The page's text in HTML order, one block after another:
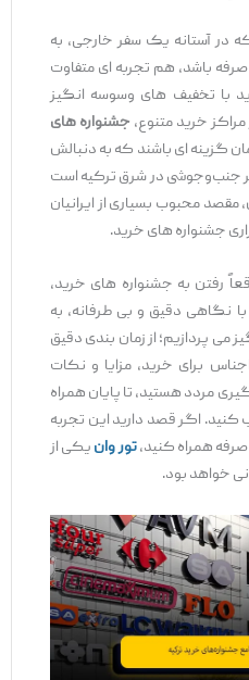
آستانه یک سفر خارجی، به
باشد، هم تجربه ‌ای متفاوت
با تخفیف‌ های وسوسه ‌انگیز
خرید متنوع،جشنواره ‌های
گزینه‌ ای باشند که به دنبالش
جنب‌وجوشی در شرق ترکیه است
محبوب بسیاری از ایرانیان
جشنواره ‌های خرید.
رفتن به جشنواره ‌های خرید،
نگاهی دقیق و بی ‌طرفانه، به
‌پردازیم؛ از زمان‌ بندی دقیق
برای خرید، مزایا و نکات
مردد هستید، تا پایان همراه
اگر قصد دارید این تجربه
همراه کنید،تور وانیکی از
خواهد بود.